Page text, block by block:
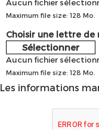
Aucun fichier
Maximum file size: 128 Mo.
Choisir une lettre de
Sélectionner
Aucun fichier
Maximum file size: 128 Mo.
Les informations